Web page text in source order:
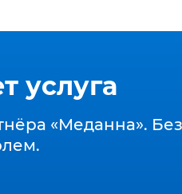
услуга
«Меданна».